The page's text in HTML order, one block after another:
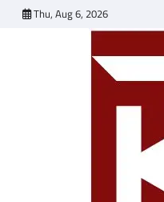
Thu, Aug 6, 2026